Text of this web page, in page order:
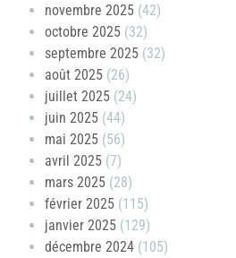
novembre 2025 (42)
octobre 2025 (32)
septembre 2025 (32)
août 2025 (26)
juillet 2025 (24)
juin 2025 (44)
mai 2025 (56)
avril 2025 (7)
mars 2025 (28)
février 2025 (115)
janvier 2025 (129)
décembre 2024 (105)